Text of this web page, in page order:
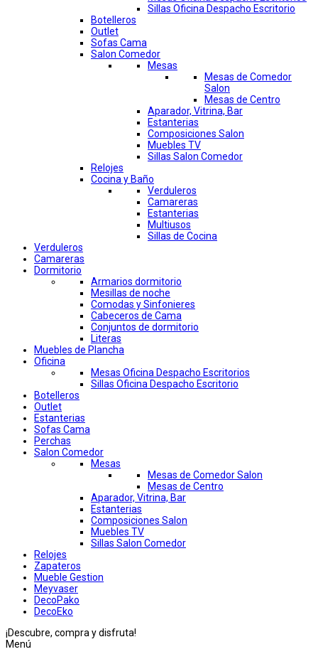
Sillas Oficina Despacho Escritorio
Botelleros
Outlet
Sofas Cama
Salon Comedor
Mesas
Mesas de Comedor
Salon
Mesas de Centro
Aparador, Vitrina, Bar
Estanterias
Composiciones Salon
Muebles TV
Sillas Salon Comedor
Relojes
Cocina y Baño
Verduleros
Camareras
Estanterias
Multiusos
Sillas de Cocina
Verduleros
Camareras
Dormitorio
Armarios dormitorio
Mesillas de noche
Comodas y Sinfonieres
Cabeceros de Cama
Conjuntos de dormitorio
Literas
Muebles de Plancha
Oficina
Mesas Oficina Despacho Escritorios
Sillas Oficina Despacho Escritorio
Botelleros
Outlet
Estanterias
Sofas Cama
Perchas
Salon Comedor
Mesas
Mesas de Comedor Salon
Mesas de Centro
Aparador, Vitrina, Bar
Estanterias
Composiciones Salon
Muebles TV
Sillas Salon Comedor
Relojes
Zapateros
Mueble Gestion
Meyvaser
DecoPako
DecoEko
¡Descubre, compra y disfruta!
Menú